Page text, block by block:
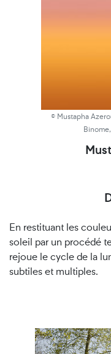
© Mustapha
En restituant les
soleil par un procédé
rejoue le cycle de la
subtiles et multiples.